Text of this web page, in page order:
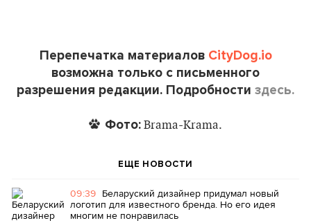
Перепечатка материалов CityDog.io
возможна только с письменного
разрешения редакции. Подробности здесь.
Фото: Brama-Krama.
ЕЩЕ НОВОСТИ
09:39 Беларуский дизайнер придумал новый
логотип для известного бренда. Но его идея
многим не понравилась